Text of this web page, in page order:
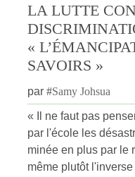
LA LUTTE
«
SAVOIRS »
par #Samy Johsua
« Il ne faut pas
par l'école les
minée en plus par le
même plutôt